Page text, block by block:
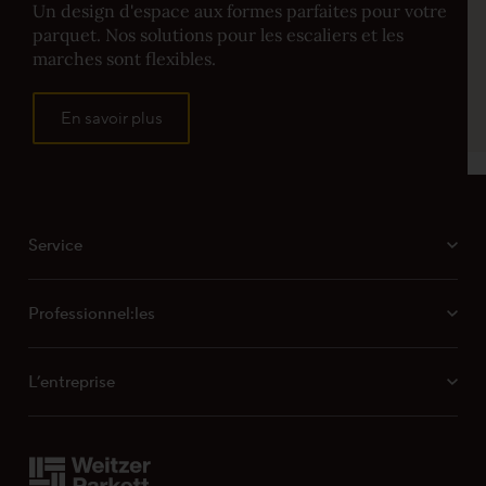
MB 037 Instructions de nettoyage pour les
parquets et les escaliers avec surface
ProActive+ dans le secteur residentiel prive
Propriétés finition ProVital finish
Un design d'espace aux formes parfaites pour votre
parquet. Nos solutions pour les escaliers et les
marches sont flexibles.
En savoir plus
Service
Professionnel:les
L’entreprise